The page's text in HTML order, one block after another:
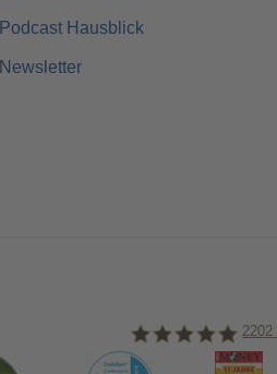
Podcast Hausblick
Newsletter
2202